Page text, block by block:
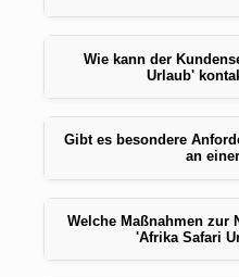
Wie kann der
Urlaub'
Gibt es besondere
an
Welche Maßnahmen zur
'Afrika Safari